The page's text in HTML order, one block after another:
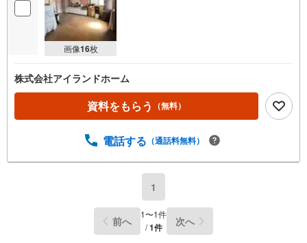
画像16枚
株式会社アイランドホーム
資料をもらう （無料）
電話する （通話料無料）
1
前へ 1〜1件
/1件 次へ